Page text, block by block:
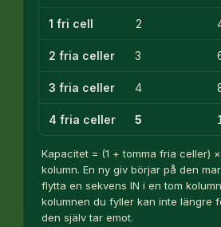
1 fri cell 2
2 fria celler 3
3 fria celler 4
4 fria celler 5
Kapacitet = (1 + tomma fria celler)
kolumn. En ny giv börjar på den
flytta en sekvens IN i en tom
kolumnen du fyller kan inte längre
den själv tar emot.